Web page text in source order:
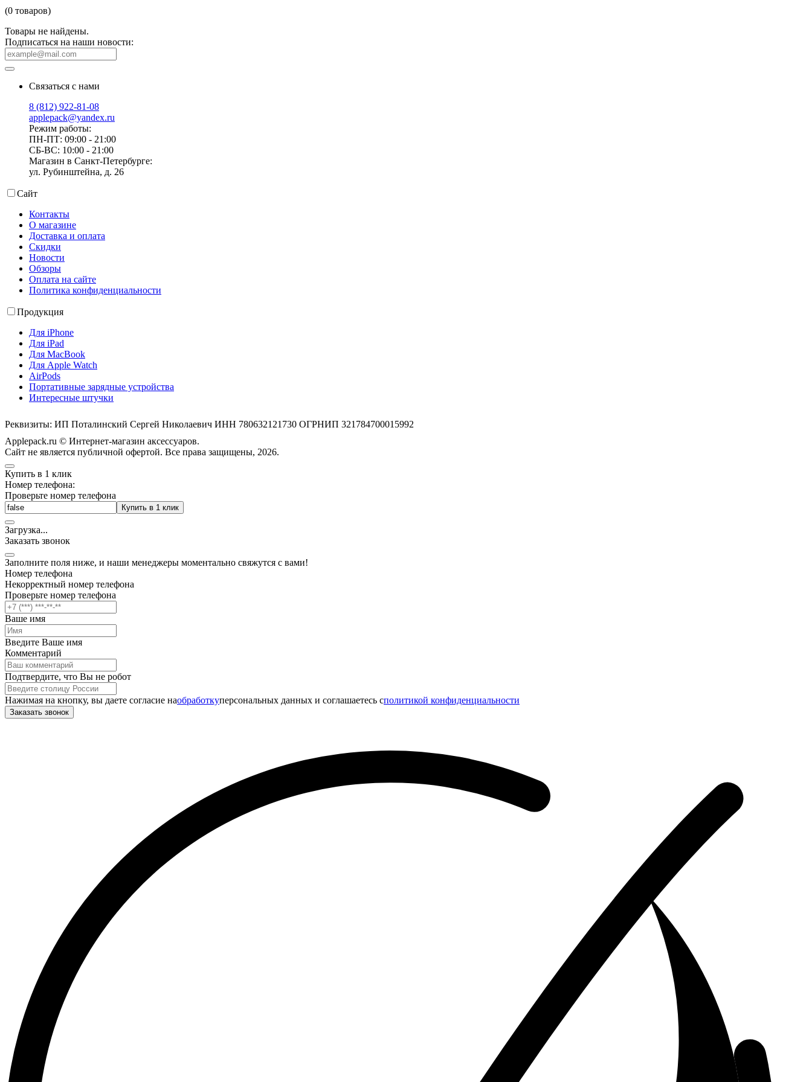
(0 товаров)
Товары не найдены.
Подписаться на наши новости:
Связаться с нами
8 (812) 922-81-08
applepack@yandex.ru
Режим работы:
ПН-ПТ: 09:00 - 21:00
СБ-ВС: 10:00 - 21:00
Магазин в Санкт-Петербурге:
ул. Рубинштейна, д. 26
Сайт
Контакты
О магазине
Доставка и оплата
Скидки
Новости
Обзоры
Оплата на сайте
Политика конфиденциальности
Продукция
Для iPhone
Для iPad
Для MacBook
Для Apple Watch
AirPods
Портативные зарядные устройства
Интересные штучки
Реквизиты: ИП Поталинский Сергей Николаевич ИНН 780632121730 ОГРНИП 321784700015992
Applepack.ru © Интернет-магазин аксессуаров.
Cайт не является публичной офертой. Все права защищены, 2026.
Купить в 1 клик
Номер телефона:
Проверьте номер телефона
Купить в 1 клик
Загрузка...
Заказать звонок
Заполните поля ниже, и наши менеджеры моментально свяжутся с вами!
Номер телефона
Некорректный номер телефона
Проверьте номер телефона
Ваше имя
Введите Ваше имя
Комментарий
Подтвердите, что Вы не робот
Нажимая на кнопку, вы даете согласие наобработкуперсональных данных и соглашаетесь cполитикой конфиденциальности
Заказать звонок